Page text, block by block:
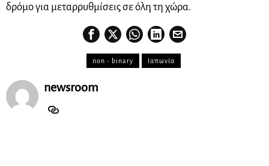
δρόμο για μεταρρυθμίσεις σε όλη τη χώρα.
non - binary Ιαπωνία
newsroom